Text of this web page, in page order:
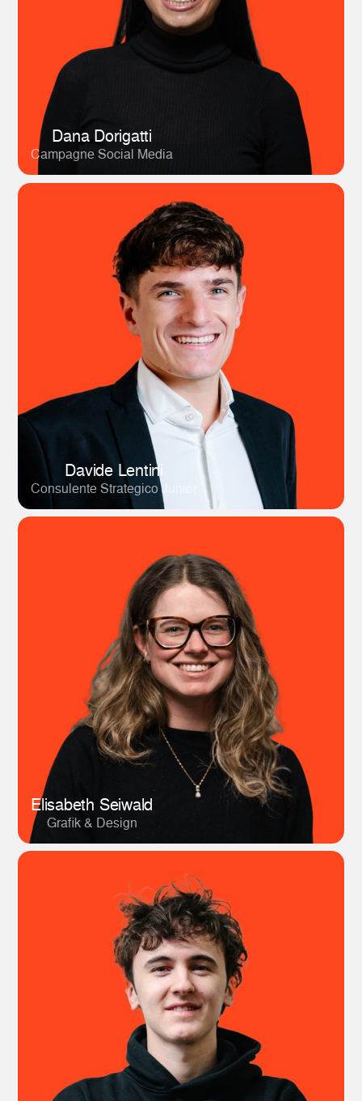
Dana Dorigatti
Campagne Social Media
Davide Lentini
Consulente Strategico Junior
Elisabeth Seiwald
Grafik & Design